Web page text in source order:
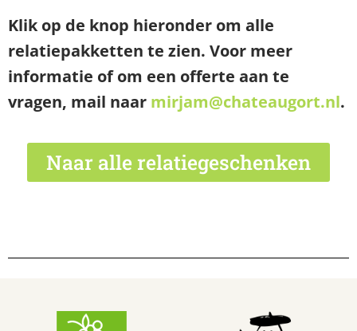
Klik op de knop hieronder om alle
relatiepakketten te zien. Voor meer
informatie of om een offerte aan te
vragen, mail naar mirjam@chateaugort.nl.
Naar alle relatiegeschenken